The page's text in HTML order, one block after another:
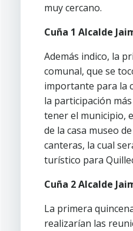
muy cercano.
Cuña 1 Alcalde
Además indico, la
comunal, que se
importante para la
la participación
tener el municipio,
de la casa museo
canteras, la cual
turístico para
Cuña 2 Alcalde
La primera
realizarían las